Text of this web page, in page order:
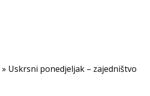
» Uskrsni ponedjeljak – zajedništvo